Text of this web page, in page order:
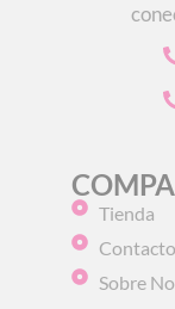
Tienda
Contacto
Sobre